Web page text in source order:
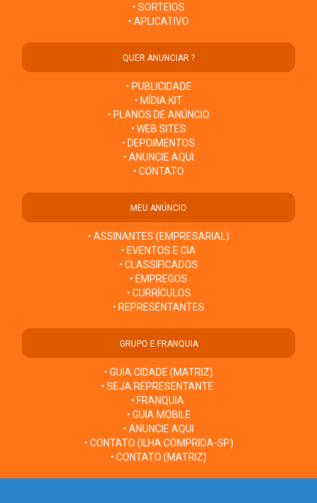
• SORTEIOS
• APLICATIVO
QUER ANUNCIAR ?
• PUBLICIDADE
• MÍDIA KIT
• PLANOS DE ANÚNCIO
• WEB SITES
• DEPOIMENTOS
• ANUNCIE AQUI
• CONTATO
MEU ANÚNCIO
• ASSINANTES (EMPRESARIAL)
• EVENTOS E CIA
• CLASSIFICADOS
• EMPREGOS
• CURRÍCULOS
• REPRESENTANTES
GRUPO E FRANQUIA
• GUIA CIDADE (MATRIZ)
• SEJA REPRESENTANTE
• FRANQUIA
• GUIA MOBILE
• ANUNCIE AQUI
• CONTATO (ILHA COMPRIDA-SP)
• CONTATO (MATRIZ)